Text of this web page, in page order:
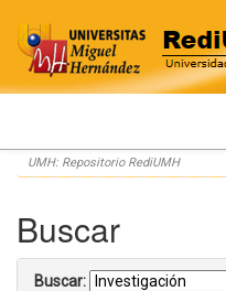
Skip
navigation
UMH: Repositorio RediUMH
Buscar
Buscar: